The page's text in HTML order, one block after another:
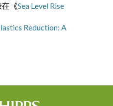
在《Sea Level Rise
Reduction: A